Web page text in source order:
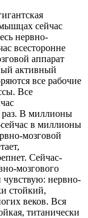
сейчас
нервно-
всесторонне
аппарат
активный
все рабочие
Все
раз. В миллионы
в миллионы
мозговой
Сейчас-
мозгового
чувствую: нервно-
стойкий,
веков. Вся
титанически